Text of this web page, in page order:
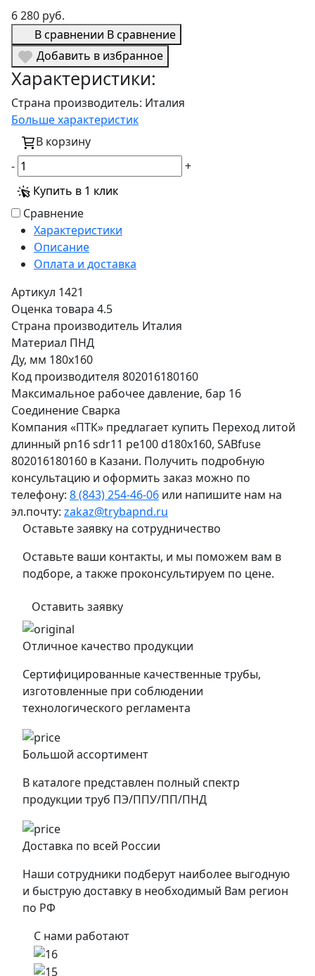
6 280 руб.
В сравнении В сравнение
Добавить в избранное
Характеристики:
Страна производитель: Италия
Больше характеристик
В корзину
-
+
Купить в 1 клик
Сравнение
Характеристики
Описание
Оплата и доставка
Артикул 1421
Оценка товара 4.5
Страна производитель Италия
Материал ПНД
Ду, мм 180х160
Код производителя 802016180160
Максимальное рабочее давление, бар 16
Соединение Сварка
Компания «ПТК» предлагает купить Переход литой
длинный pn16 sdr11 pe100 d180x160, SABfuse
802016180160 в Казани. Получить подробную
консультацию и оформить заказ можно по
телефону: 8 (843) 254-46-06 или напишите нам на
эл.почту: zakaz@trybapnd.ru
Оставьте заявку на сотрудничество
Оставьте ваши контакты, и мы поможем вам в
подборе, а также проконсультируем по цене.
Оставить заявку
Отличное качество продукции
Сертифицированные качественные трубы,
изготовленные при соблюдении
технологического регламента
Большой ассортимент
В каталоге представлен полный спектр
продукции труб ПЭ/ППУ/ПП/ПНД
Доставка по всей России
Наши сотрудники подберут наиболее выгодную
и быструю доставку в необходимый Вам регион
по РФ
С нами работают